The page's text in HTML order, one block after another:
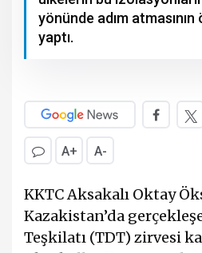
yönünde adım
yaptı.
A+ A-
KKTC Aksakalı Oktay
Kazakistan’da
Teşkilatı (TDT) zirvesi